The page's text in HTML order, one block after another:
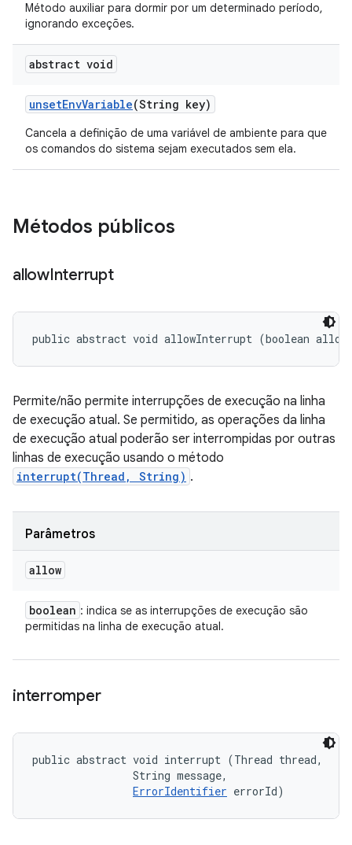
Método auxiliar para dormir por um determinado período,
ignorando exceções.
abstract void
unsetEnvVariable(String key)
Cancela a definição de uma variável de ambiente para que
os comandos do sistema sejam executados sem ela.
Métodos públicos
allowInterrupt
public abstract void allowInterrupt (boolean
Permite/não permite interrupções de execução na linha
de execução atual. Se permitido, as operações da linha
de execução atual poderão ser interrompidas por outras
linhas de execução usando o método
interrupt(Thread, String) .
Parâmetros
allow
boolean : indica se as interrupções de execução são
permitidas na linha de execução atual.
interromper
public abstract void interrupt (Thread thread,
                String message,
ErrorIdentifier errorId)